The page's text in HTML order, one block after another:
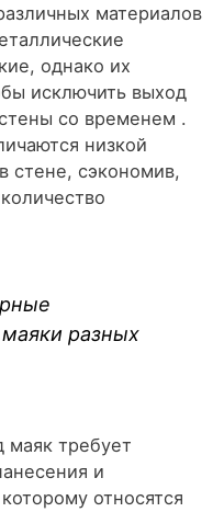
материалов
однако их
исключить выход
со временем .
низкой
стене, сэкономив,
разных
маяк требует
и
относятся